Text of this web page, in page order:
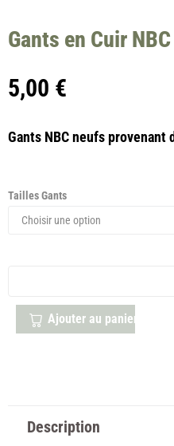
Gants en Cuir NBC
5,00 €
Gants NBC neufs provenant
Tailles Gants
Ajouter au panier
Description